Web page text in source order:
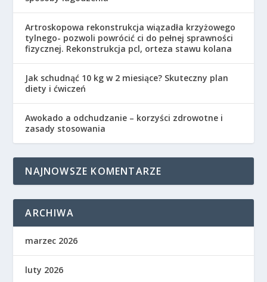
Artroskopowa rekonstrukcja wiązadła krzyżowego
tylnego- pozwoli powrócić ci do pełnej sprawności
fizycznej. Rekonstrukcja pcl, orteza stawu kolana
Jak schudnąć 10 kg w 2 miesiące? Skuteczny plan
diety i ćwiczeń
Awokado a odchudzanie – korzyści zdrowotne i
zasady stosowania
NAJNOWSZE KOMENTARZE
ARCHIWA
marzec 2026
luty 2026